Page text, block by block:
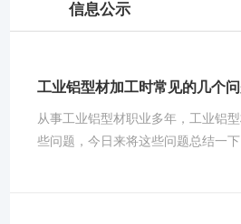
应用项目
信息公示
工业铝型材加工时常见的几个
从事工业铝型材职业多年，工业铝
些问题，今日来将这些问题总结一
法，仅供参考。1.工业铝型材揉捏